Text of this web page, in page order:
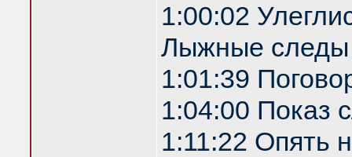
1:00:02
Лыжные следы
1:01:39
1:04:00 Показ
1:11:22 Опять